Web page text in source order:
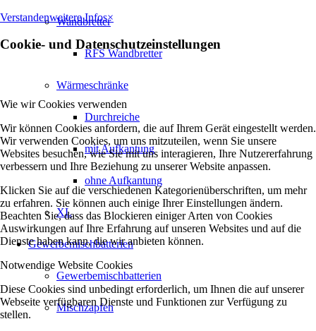
Wandbretter
RFS Wandbretter
Wärmeschränke
Durchreiche
mit Aufkantung
ohne Aufkantung
XL
Gewerbemischbatterien
Gewerbemischbatterien
Mischzapfen
Verstandenweitere Infos×
Cookie- und Datenschutzeinstellungen
Wie wir Cookies verwenden
Wir können Cookies anfordern, die auf Ihrem Gerät eingestellt werden.
Wir verwenden Cookies, um uns mitzuteilen, wenn Sie unsere
Websites besuchen, wie Sie mit uns interagieren, Ihre Nutzererfahrung
verbessern und Ihre Beziehung zu unserer Website anpassen.
Klicken Sie auf die verschiedenen Kategorienüberschriften, um mehr
zu erfahren. Sie können auch einige Ihrer Einstellungen ändern.
Beachten Sie, dass das Blockieren einiger Arten von Cookies
Auswirkungen auf Ihre Erfahrung auf unseren Websites und auf die
Dienste haben kann, die wir anbieten können.
Notwendige Website Cookies
Diese Cookies sind unbedingt erforderlich, um Ihnen die auf unserer
Webseite verfügbaren Dienste und Funktionen zur Verfügung zu
stellen.